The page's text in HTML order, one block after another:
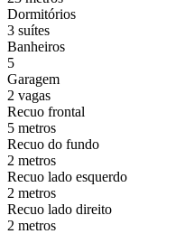
Dormitórios
3 suítes
Banheiros
5
Garagem
2 vagas
Recuo frontal
5 metros
Recuo do fundo
2 metros
Recuo lado esquerdo
2 metros
Recuo lado direito
2 metros